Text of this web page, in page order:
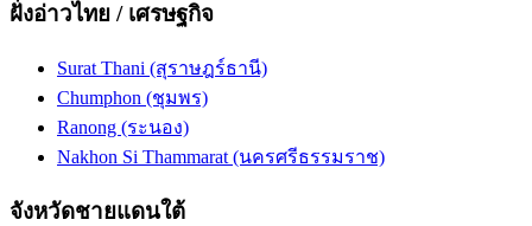
ฝั่งอ่าวไทย / เศรษฐกิจ
Surat Thani (สุราษฎร์ธานี)
Chumphon (ชุมพร)
Ranong (ระนอง)
Nakhon Si Thammarat (นครศรีธรรมราช)
จังหวัดชายแดนใต้